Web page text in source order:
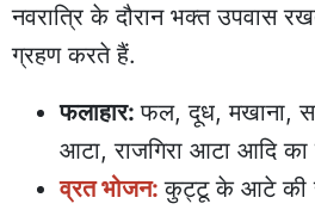
नवरात्रि के दौरान भक्त उपवास
ग्रहण करते हैं.
फलाहार:फल, दूध, मखाना,
आटा, राजगिरा आटा आदि का
व्रत भोजन:कुट्टू के आटे की